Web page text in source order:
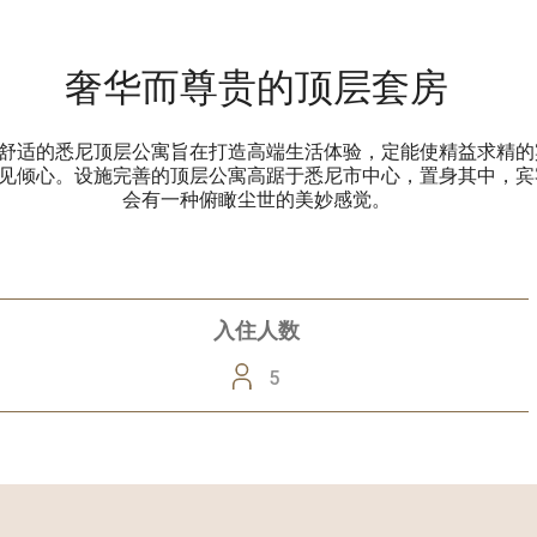
奢华而尊贵的顶层套房
适的悉尼顶层公寓旨在打造高端生活体验，定能使精益求精
倾心。设施完善的顶层公寓高踞于悉尼市中心，置身其中，
会有一种俯瞰尘世的美妙感觉。
入住人数
5